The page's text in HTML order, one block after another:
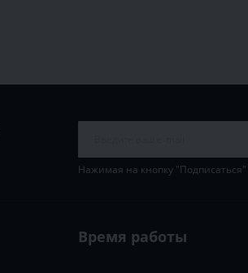
Нажимая на кнопку
Время работы